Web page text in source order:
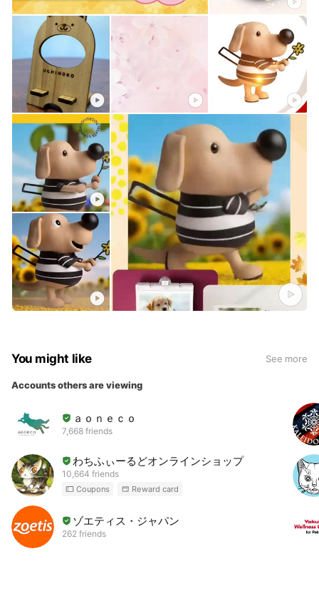
You might like See more
Accounts others are viewing
ａｏｎｅｃｏ
7,668 friends
わちふぃーるどオンラインショップ
10,664 friends
Coupons Reward card
ゾエティス・ジャパン
262 friends